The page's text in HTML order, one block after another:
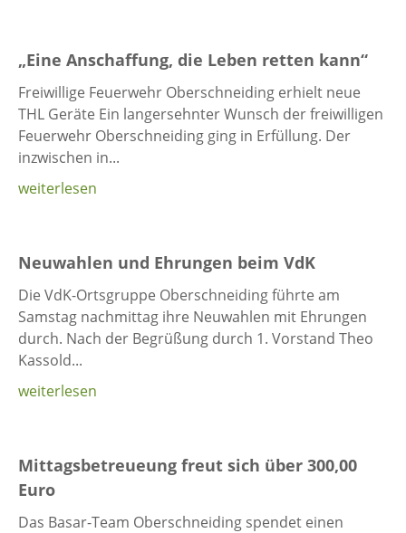
„Eine Anschaffung, die Leben retten kann“
Freiwillige Feuerwehr Oberschneiding erhielt neue
THL Geräte Ein langersehnter Wunsch der freiwilligen
Feuerwehr Oberschneiding ging in Erfüllung. Der
inzwischen in...
weiterlesen
Neuwahlen und Ehrungen beim VdK
Die VdK-Ortsgruppe Oberschneiding führte am
Samstag nachmittag ihre Neuwahlen mit Ehrungen
durch. Nach der Begrüßung durch 1. Vorstand Theo
Kassold...
weiterlesen
Mittagsbetreueung freut sich über 300,00
Euro
Das Basar-Team Oberschneiding spendet einen